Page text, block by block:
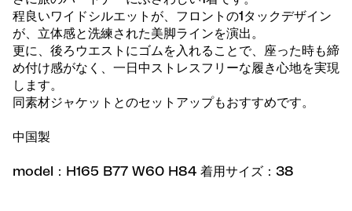
程良いワイドシルエットが、フロントの1タックデザイン
が、立体感と洗練された美脚ラインを演出。
更に、後ろウエストにゴムを入れることで、座った時も締
め付け感がなく、一日中ストレスフリーな履き心地を実現
します。
同素材ジャケットとのセットアップもおすすめです。
中国製
model：H165 B77 W60 H84 着用サイズ：38